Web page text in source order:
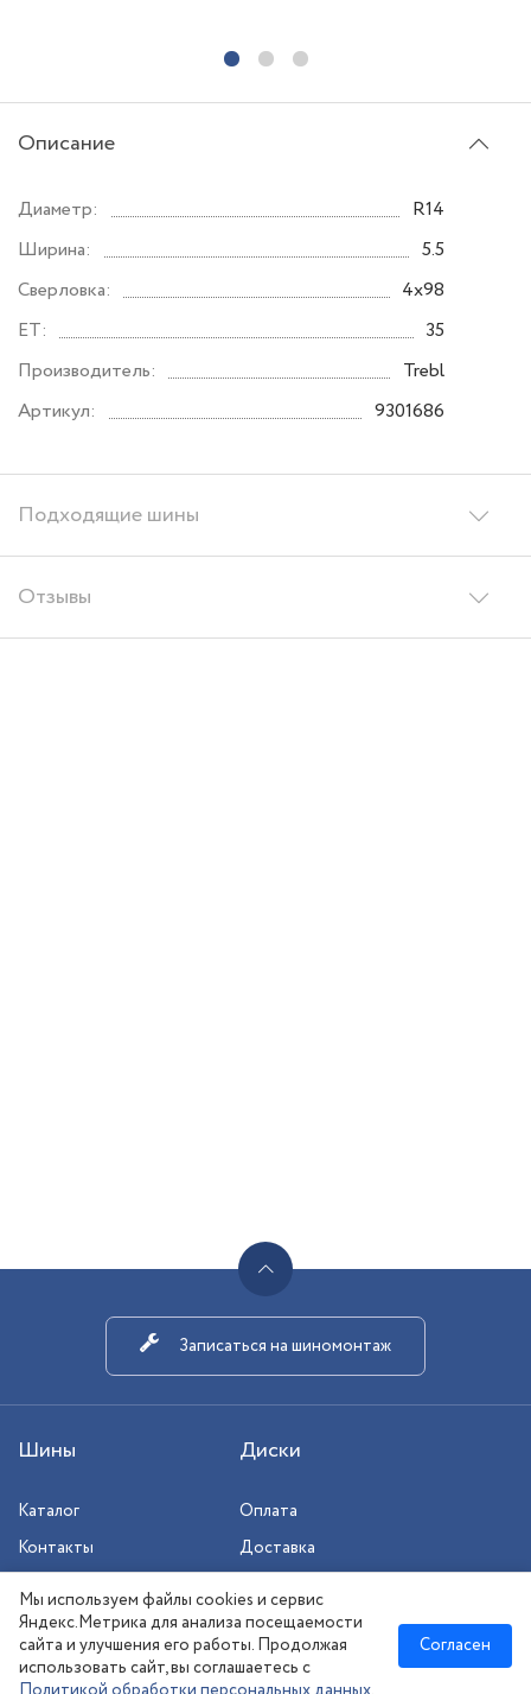
Описание
Подходящие шины
Отзывы
Диаметр:
R14
Ширина:
5.5
Сверловка:
4x98
ET:
35
Производитель:
Trebl
Артикул:
9301686
Шины Диски
Каталог
Контакты
Оплата
Доставка
Сезонное хранение
Записаться на шиномонтаж
Мы используем файлы cookies и сервис
Яндекс.Метрика для анализа посещаемости
сайта и улучшения его работы. Продолжая
использовать сайт, вы соглашаетесь с
Согласен